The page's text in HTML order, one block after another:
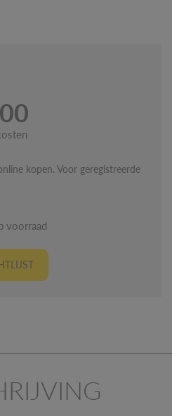
kopen. Voor geregistreerde
voorraad